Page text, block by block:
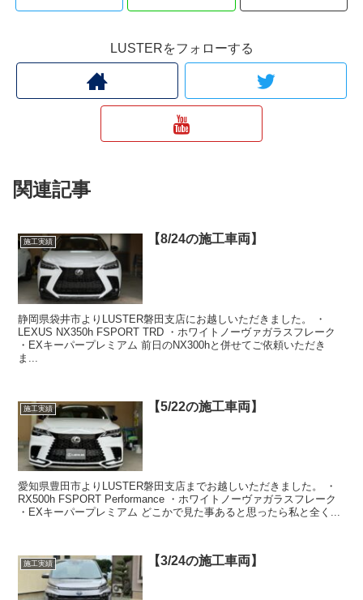
LUSTERをフォローする
関連記事
施工実績 【8/24の施工車両】
静岡県袋井市よりLUSTER磐田支店にお越しいただきました。 ・
LEXUS NX350h FSPORT TRD ・ホワイトノーヴァガラスフレーク
・EXキーパープレミアム 前日のNX300hと併せてご依頼いただき
ま...
施工実績 【5/22の施工車両】
愛知県豊田市よりLUSTER磐田支店までお越しいただきました。 ・
RX500h FSPORT Performance ・ホワイトノーヴァガラスフレーク
・EXキーパープレミアム どこかで見た事あると思ったら私と全く...
施工実績 【3/24の施工車両】